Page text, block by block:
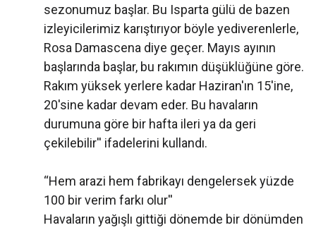
sezonumuz başlar. Bu Isparta gülü de bazen
izleyicilerimiz karıştırıyor böyle yediverenlerle,
Rosa Damascena diye geçer. Mayıs ayının
başlarında başlar, bu rakımın düşüklüğüne göre.
Rakım yüksek yerlere kadar Haziran'ın 15'ine,
20'sine kadar devam eder. Bu havaların
durumuna göre bir hafta ileri ya da geri
çekilebilir'' ifadelerini kullandı.
‘‘Hem arazi hem fabrikayı dengelersek yüzde
100 bir verim farkı olur''
Havaların yağışlı gittiği dönemde bir dönümden